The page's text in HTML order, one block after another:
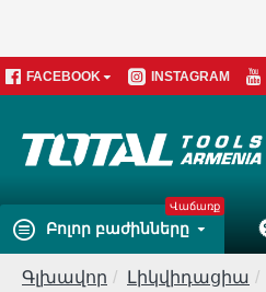
FACEBOOK INSTAGRAM
Բոլոր բաժինները
Վաճառք
Գլխավոր Լիկվիդացիա